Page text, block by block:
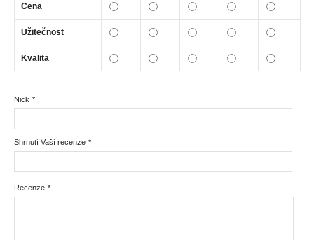
Cena
Užitečnost
Kvalita
*
Nick
*
Shrnutí Vaší recenze
*
Recenze